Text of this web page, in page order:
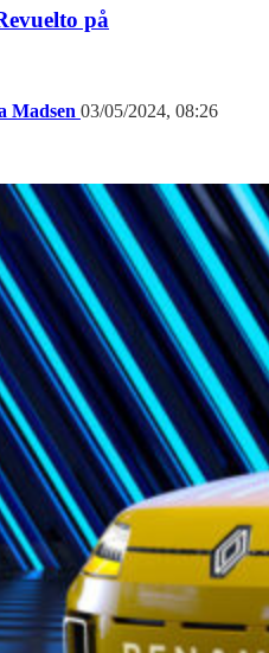
på
Madsen 03/05/2024, 08:26